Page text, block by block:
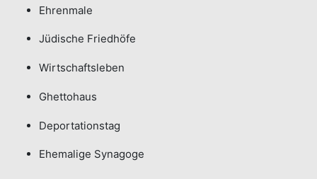
Ehrenmale
Jüdische Friedhöfe
Wirtschaftsleben
Ghettohaus
Deportationstag
Ehemalige Synagoge